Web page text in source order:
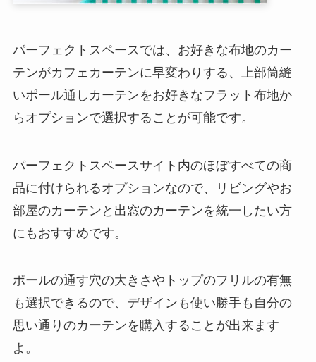
パーフェクトスペースでは、お好きな布地のカー
テンがカフェカーテンに早変わりする、上部筒縫
いポール通しカーテンをお好きなフラット布地か
らオプションで選択することが可能です。
パーフェクトスペースサイト内のほぼすべての商
品に付けられるオプションなので、リビングやお
部屋のカーテンと出窓のカーテンを統一したい方
にもおすすめです。
ポールの通す穴の大きさやトップのフリルの有無
も選択できるので、デザインも使い勝手も自分の
思い通りのカーテンを購入することが出来ます
よ。